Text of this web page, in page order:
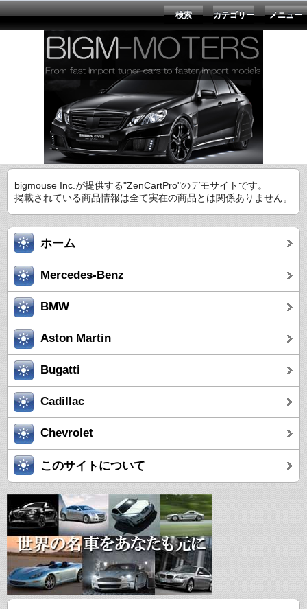
メニュー
カテゴリー
検索
bigmouse Inc.が提供する"ZenCartPro"のデモサイトです。
掲載されている商品情報は全て実在の商品とは関係ありません。
ホーム
Mercedes-Benz
BMW
Aston Martin
Bugatti
Cadillac
Chevrolet
このサイトについて